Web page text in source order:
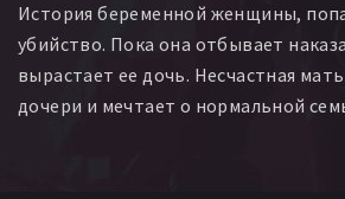
История беременной женщины,
убийство. Пока она отбывает
вырастает ее дочь. Несчастная
дочери и мечтает о нормальной